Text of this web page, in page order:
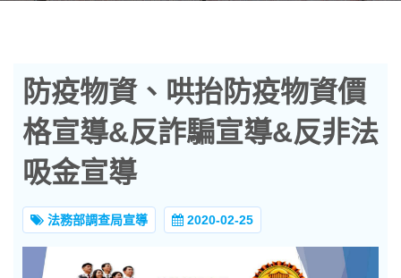
防疫物資、哄抬防疫物資價
格宣導&反詐騙宣導&反非法
吸金宣導
法務部調查局宣導 2020-02-25